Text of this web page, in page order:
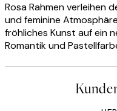
Rosa Rahmen verleihen
und feminine
fröhliches Kunst auf ein
Romantik und